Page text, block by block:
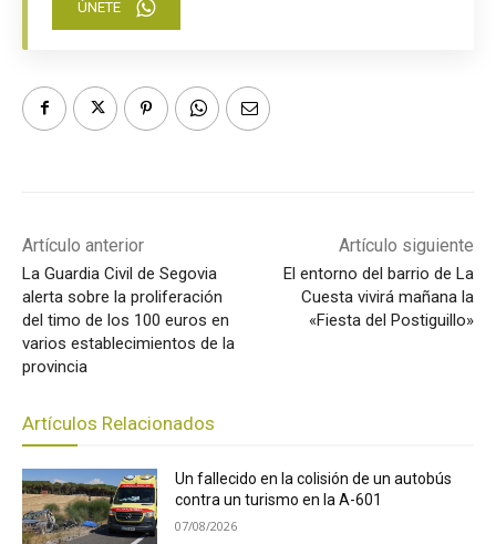
ÚNETE
Artículo anterior
La Guardia Civil de Segovia
alerta sobre la proliferación
del timo de los 100 euros en
varios establecimientos de la
provincia
Artículo siguiente
El entorno del barrio de La
Cuesta vivirá mañana la
«Fiesta del Postiguillo»
Artículos Relacionados
Un fallecido en la colisión de un autobús
contra un turismo en la A-601
07/08/2026